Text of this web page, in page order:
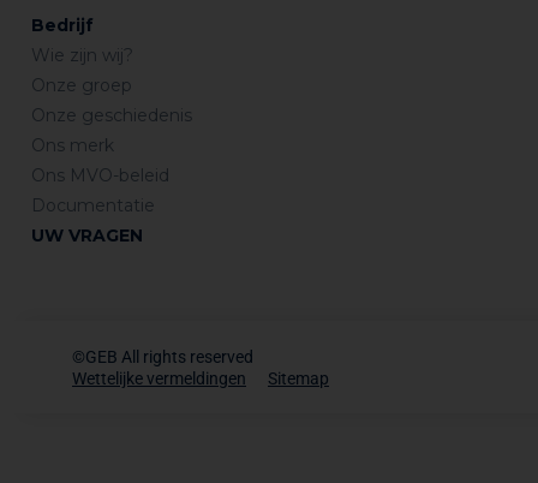
Bedrijf
Wie zijn wij?
Onze groep
Onze geschiedenis
Ons merk
Ons MVO-beleid
Documentatie
UW VRAGEN
©GEB All rights reserved
Wettelijke vermeldingen
Sitemap